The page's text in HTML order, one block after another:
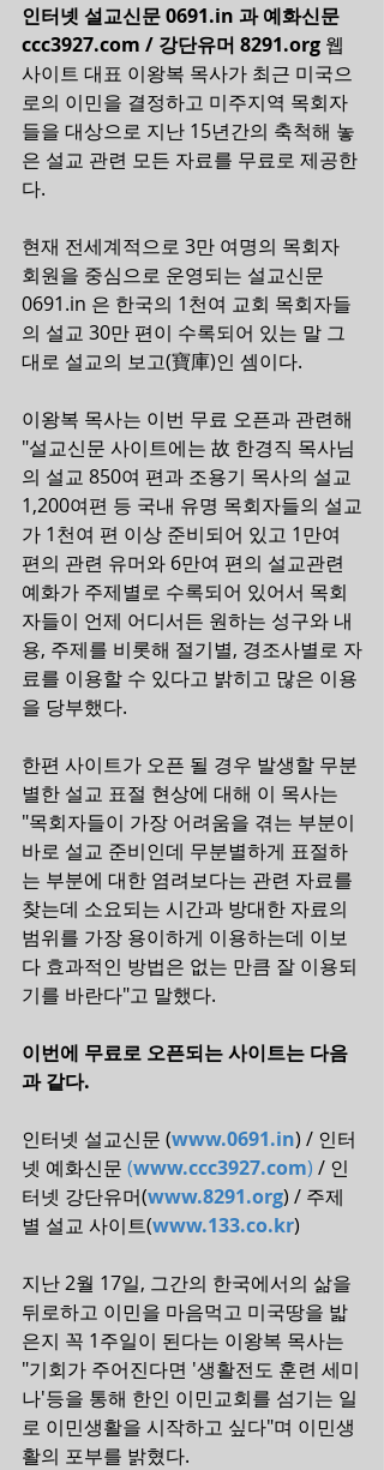
인터넷 설교신문 0691.in 과 예화신문
ccc3927.com / 강단유머 8291.org 웹
사이트 대표 이왕복 목사가 최근 미국으
로의 이민을 결정하고 미주지역 목회자
들을 대상으로 지난 15년간의 축척해 놓
은 설교 관련 모든 자료를 무료로 제공한
다.
현재 전세계적으로 3만 여명의 목회자
회원을 중심으로 운영되는 설교신문
0691.in 은 한국의 1천여 교회 목회자들
의 설교 30만 편이 수록되어 있는 말 그
대로 설교의 보고(寶庫)인 셈이다.
이왕복 목사는 이번 무료 오픈과 관련해
"설교신문 사이트에는 故 한경직 목사님
의 설교 850여 편과 조용기 목사의 설교
1,200여편 등 국내 유명 목회자들의 설교
가 1천여 편 이상 준비되어 있고 1만여
편의 관련 유머와 6만여 편의 설교관련
예화가 주제별로 수록되어 있어서 목회
자들이 언제 어디서든 원하는 성구와 내
용, 주제를 비롯해 절기별, 경조사별로 자
료를 이용할 수 있다고 밝히고 많은 이용
을 당부했다.
한편 사이트가 오픈 될 경우 발생할 무분
별한 설교 표절 현상에 대해 이 목사는
"목회자들이 가장 어려움을 겪는 부분이
바로 설교 준비인데 무분별하게 표절하
는 부분에 대한 염려보다는 관련 자료를
찾는데 소요되는 시간과 방대한 자료의
범위를 가장 용이하게 이용하는데 이보
다 효과적인 방법은 없는 만큼 잘 이용되
기를 바란다"고 말했다.
이번에 무료로 오픈되는 사이트는 다음
과 같다.
인터넷 설교신문 (www.0691.in) / 인터
넷 예화신문 (www.ccc3927.com) / 인
터넷 강단유머(www.8291.org) / 주제
별 설교 사이트(www.133.co.kr)
지난 2월 17일, 그간의 한국에서의 삶을
뒤로하고 이민을 마음먹고 미국땅을 밟
은지 꼭 1주일이 된다는 이왕복 목사는
"기회가 주어진다면 '생활전도 훈련 세미
나'등을 통해 한인 이민교회를 섬기는 일
로 이민생활을 시작하고 싶다"며 이민생
활의 포부를 밝혔다.